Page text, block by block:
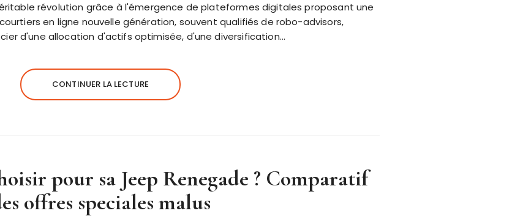
révolution grâce à l'émergence de plateformes digitales proposant une
en ligne nouvelle génération, souvent qualifiés de robo-advisors,
d'une allocation d'actifs optimisée, d'une diversification…
CONTINUER LA LECTURE
pour sa Jeep Renegade ? Comparatif
offres speciales malus